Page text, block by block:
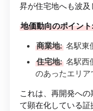
昇が住宅地へも波及
地価動向のポイン
商業地: 名駅東
住宅地: 名駅西
のあったエリア
これは、再開発へ
て顕在化している